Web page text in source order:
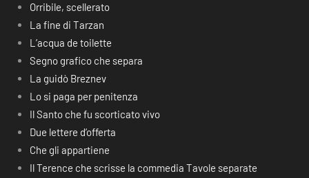
Orribile, scellerato
La fine di Tarzan
L’acqua de toilette
Segno grafico che separa
La guidò Breznev
Lo si paga per penitenza
Il Santo che fu scorticato vivo
Due lettere d’offerta
Che gli appartiene
Il Terence che scrisse la commedia Tavole separate